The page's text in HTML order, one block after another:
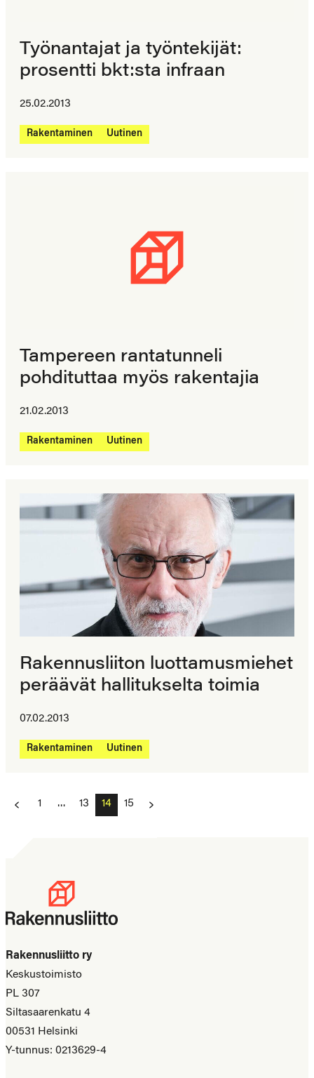
Työnantajat ja työntekijät:
prosentti bkt:sta infraan
25.02.2013
Rakentaminen Uutinen
Tampereen rantatunneli
pohdituttaa myös rakentajia
21.02.2013
Rakentaminen Uutinen
Rakennusliiton luottamusmiehet
peräävät hallitukselta toimia
07.02.2013
Rakentaminen Uutinen
Artikkelien
1 … 13 14 15
Rakennusliitto ry
Keskustoimisto
PL 307
Siltasaarenkatu 4
00531 Helsinki
Y-tunnus: 0213629-4